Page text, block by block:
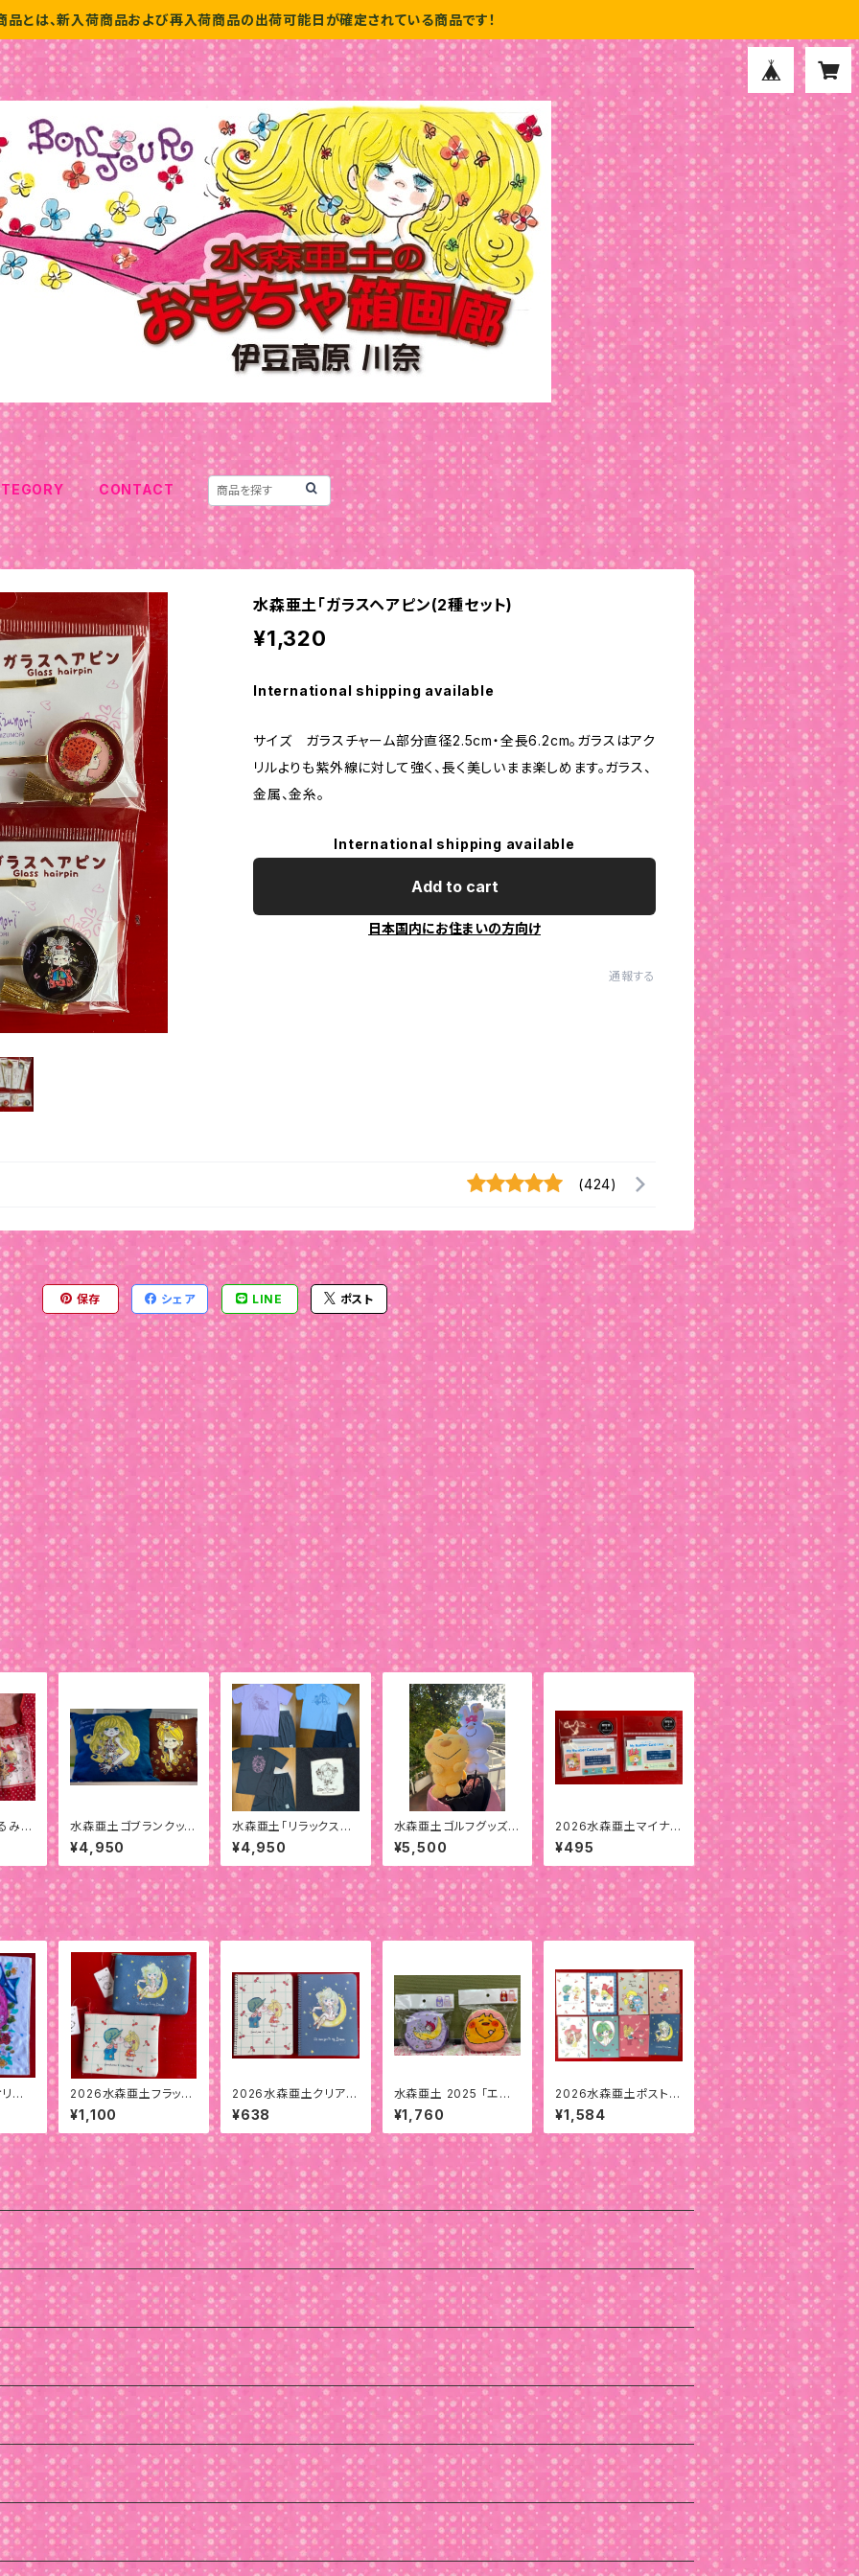
品とは、新入荷商品および再入荷商品の出荷可能日が確定されている商品です！
CONTACT
水森亜土「ガラスヘアピン(2種セット)
¥1,320
International shipping available
サイズ ガラスチャーム部分直径2.5cm・全長6.2cm。ガラスはアク
リルよりも紫外線に対して強く、長く美しいまま楽しめます。ガラス、
金属、金糸。
International shipping available
Add to cart
日本国内にお住まいの方向け
通報する
(424)
保存 シェア LINE ポスト
みエ
水森亜土ゴブランクッシ
ョンカバー
¥4,950
水森亜土「リラックスド
ライセットアップ」
¥4,950
水森亜土ゴルフグッズド
ライバー用ヘッドカバー
¥5,500
2026水森亜土マイナン
バーカードケース
¥495
ジ
2026水森亜土フラット
ポーチ
¥1,100
2026水森亜土クリアカ
バーノート(B6)
¥638
水森亜土 2025 「エコ
バッグ」
¥1,760
2026水森亜土ポストカ
ード(８枚)セット
¥1,584